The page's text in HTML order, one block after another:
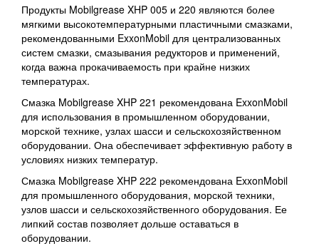
Продукты Mobilgrease XHP 005 и 220 являются более
мягкими высокотемпературными пластичными смазками,
рекомендованными ExxonMobil для централизованных
систем смазки, смазывания редукторов и применений,
когда важна прокачиваемость при крайне низких
температурах.
Смазка Mobilgrease XHP 221 рекомендована ExxonMobil
для использования в промышленном оборудовании,
морской технике, узлах шасси и сельскохозяйственном
оборудовании. Она обеспечивает эффективную работу в
условиях низких температур.
Смазка Mobilgrease XHP 222 рекомендована ExxonMobil
для промышленного оборудования, морской техники,
узлов шасси и сельскохозяйственного оборудования. Ее
липкий состав позволяет дольше оставаться в
оборудовании.